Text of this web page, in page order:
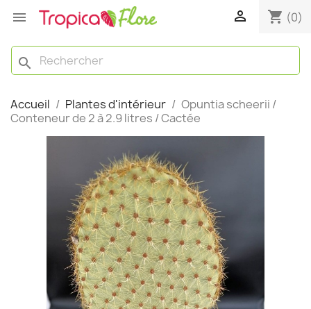
  shopping_cart (0)
search
Accueil Plantes d'intérieur
Opuntia scheerii /
Conteneur de 2 à 2.9 litres / Cactée